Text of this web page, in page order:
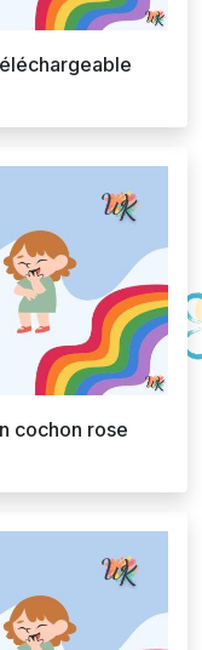
cochon rose